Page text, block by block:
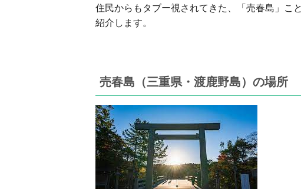
住民からもタブー視されてきた、「売春島」こ
紹介します。
売春島（三重県・渡鹿野島）の場所